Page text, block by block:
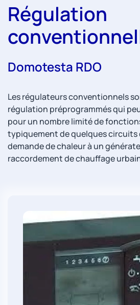
Régulation
Domotesta RDO
Les régulateurs conventionnels
régulation préprogrammés qui
pour un nombre limité de
typiquement de quelques circuits
demande de chaleur à un
raccordement de chauffage